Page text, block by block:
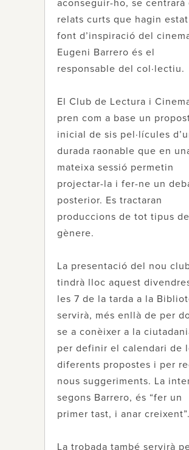
aconseguir-ho, se centrarà
relats curts que hagin
font d’inspiració del
Eugeni Barrero és el
responsable del col·lectiu.
El Club de Lectura i
pren com a base un
inicial de sis pel·lícules
durada raonable que en
mateixa sessió permetin
projectar-la i fer-ne un
posterior. Es tractaran
produccions de tot tipus de
gènere.
La presentació del nou
tindrà lloc aquest
les 7 de la tarda a la
servirà, més enllà de per
se a conèixer a la
per definir el calendari de
diferents propostes i per
nous suggeriments. La
segons Barrero, és “fer un
primer tast, i anar creixent”.
La trobada també servirà